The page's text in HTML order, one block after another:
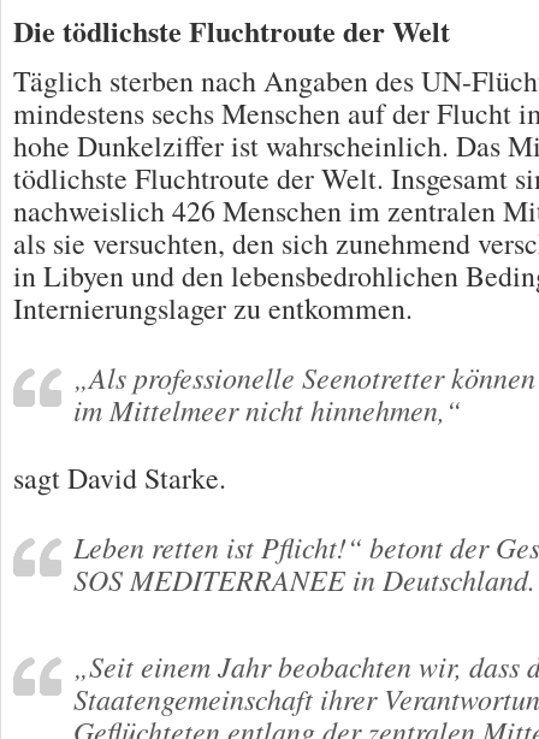
Die tödlichste Fluchtroute der Welt
Täglich sterben nach Angaben des UN-
mindestens sechs Menschen auf der Flucht
hohe Dunkelziffer ist wahrscheinlich. Das
tödlichste Fluchtroute der Welt. Insgesamt
nachweislich 426 Menschen im zentralen
als sie versuchten, den sich zunehmend
in Libyen und den lebensbedrohlichen
Internierungslager zu entkommen.
„Als professionelle Seenotretter
im Mittelmeer nicht hinnehmen,“
sagt David Starke.
Leben retten ist Pflicht!“ betont der
SOS MEDITERRANEE in Deutschland.
„Seit einem Jahr beobachten wir, dass
Staatengemeinschaft ihrer
Geflüchteten entlang der zentralen